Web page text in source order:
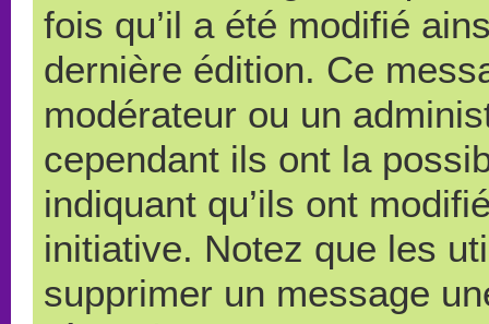
fois qu’il a été modifié
dernière édition. Ce
modérateur ou un
cependant ils ont la
indiquant qu’ils ont
initiative. Notez que les
supprimer un message